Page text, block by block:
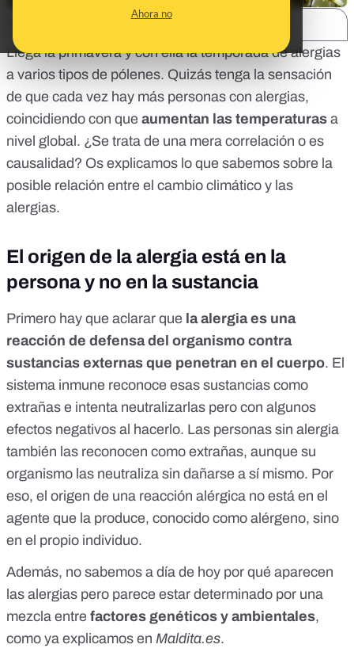
Ahora no
Llega la primavera y con ella la temporada de alergias
a varios tipos de pólenes. Quizás tenga la sensación
de que cada vez hay más personas con alergias,
coincidiendo con que aumentan las temperaturas a
nivel global. ¿Se trata de una mera correlación o es
causalidad? Os explicamos lo que sabemos sobre la
posible relación entre el cambio climático y las
alergias.
El origen de la alergia está en la
persona y no en la sustancia
Primero hay que aclarar que la alergia es una
reacción de defensa del organismo contra
sustancias externas que penetran en el cuerpo. El
sistema inmune reconoce esas sustancias como
extrañas e intenta neutralizarlas pero con algunos
efectos negativos al hacerlo. Las personas sin alergia
también las reconocen como extrañas, aunque su
organismo las neutraliza sin dañarse a sí mismo. Por
eso, el origen de una reacción alérgica no está en el
agente que la produce, conocido como alérgeno, sino
en el propio individuo.
Además, no sabemos a día de hoy por qué aparecen
las alergias pero parece estar determinado por una
mezcla entre factores genéticos y ambientales,
como ya explicamos en Maldita.es.